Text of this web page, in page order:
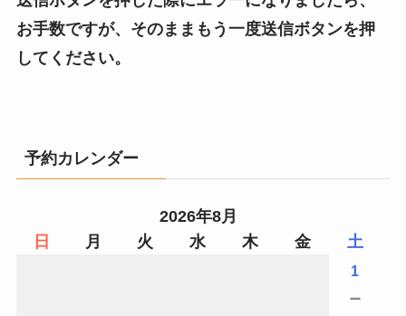
お手数ですが、そのままもう一度送信ボタンを押
してください。
予約カレンダー
2026年8月
日
月 火 水 木 金 土
1
－